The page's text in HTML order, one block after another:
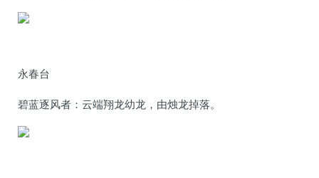
永春台
碧蓝逐风者：云端翔龙幼龙，由烛龙掉落。